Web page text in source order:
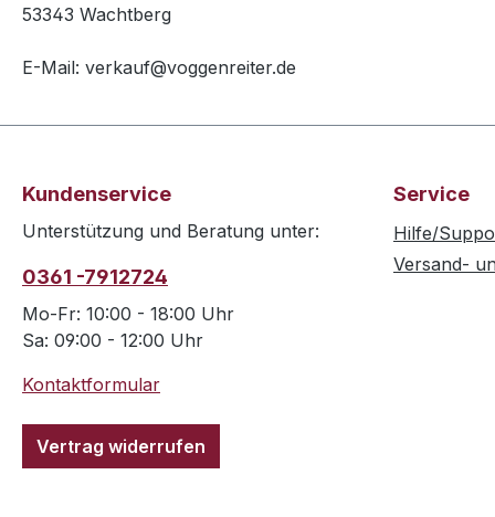
53343 Wachtberg
E-Mail: verkauf@voggenreiter.de
Kundenservice
Unterstützung und Beratung unter:
0361 -7912724
Mo-Fr: 10:00 - 18:00 Uhr
Sa: 09:00 - 12:00 Uhr
Kontaktformular
Vertrag widerrufen
Service
Hilfe/
Versand-